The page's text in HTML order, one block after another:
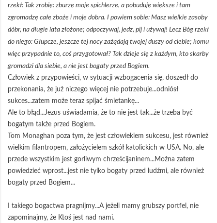
rzekł: Tak zrobię: zburzę moje spichlerze, a pobuduję większe i tam
zgromadzę całe zboże i moje dobra. I powiem sobie: Masz wielkie zasoby
dóbr, na długie lata złożone; odpoczywaj, jedz, pij i używaj! Lecz Bóg rzekł
do niego: Głupcze, jeszcze tej nocy zażądają twojej duszy od ciebie; komu
więc przypadnie to, coś przygotował? Tak dzieje się z każdym, kto skarby
gromadzi dla siebie, a nie jest bogaty przed Bogiem.
Człowiek z przypowieści, w sytuacji wzbogacenia się, doszedł do
przekonania, że już niczego więcej nie potrzebuje...odniósł
sukces...zatem może teraz spijać śmietankę...
Ale to błąd...Jezus uświadamia, że to nie jest tak...że trzeba być
bogatym także przed Bogiem.
Tom Monaghan poza tym, że jest człowiekiem sukcesu, jest również
wielkim filantropem, założycielem szkół katolickich w USA. No, ale
przede wszystkim jest gorliwym chrześcijaninem...Można zatem
powiedzieć wprost...jest nie tylko bogaty przed ludźmi, ale również
bogaty przed Bogiem...
I takiego bogactwa pragnijmy...A jeżeli mamy grubszy portfel, nie
zapominajmy, że Ktoś jest nad nami.